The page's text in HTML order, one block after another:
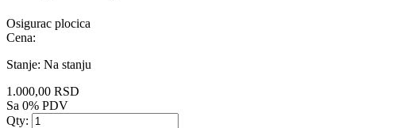
Osigurac plocica
Cena:
Stanje: Na stanju
1.000,00 RSD
Sa 0% PDV
Qty: